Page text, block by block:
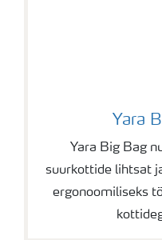
Yara
Yara Big Bag
suurkottide lihtsat
ergonoomiliseks